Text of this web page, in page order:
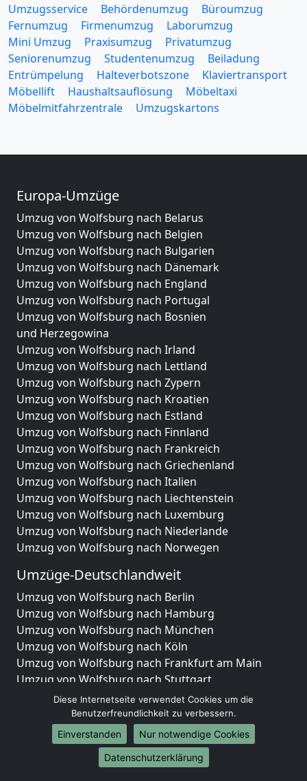
Umzugsservice Behördenumzug
Büroumzug
Fernumzug
Firmenumzug
Laborumzug
Mini Umzug
Praxisumzug
Privatumzug
Seniorenumzug
Studentenumzug
Beiladung
Entrümpelung
Halteverbotszone
Klaviertransport
Möbellift
Haushaltsauflösung
Möbeltaxi
Möbelmitfahrzentrale
Umzugskartons
Europa-Umzüge
Umzug von Wolfsburg nach Belarus
Umzug von Wolfsburg nach Belgien
Umzug von Wolfsburg nach Bulgarien
Umzug von Wolfsburg nach Dänemark
Umzug von Wolfsburg nach England
Umzug von Wolfsburg nach Portugal
Umzug von Wolfsburg nach Bosnien
und Herzegowina
Umzug von Wolfsburg nach Irland
Umzug von Wolfsburg nach Lettland
Umzug von Wolfsburg nach Zypern
Umzug von Wolfsburg nach Kroatien
Umzug von Wolfsburg nach Estland
Umzug von Wolfsburg nach Finnland
Umzug von Wolfsburg nach Frankreich
Umzug von Wolfsburg nach Griechenland
Umzug von Wolfsburg nach Italien
Umzug von Wolfsburg nach Liechtenstein
Umzug von Wolfsburg nach Luxemburg
Umzug von Wolfsburg nach Niederlande
Umzug von Wolfsburg nach Norwegen
Umzüge-Deutschlandweit
Umzug von Wolfsburg nach Berlin
Umzug von Wolfsburg nach Hamburg
Umzug von Wolfsburg nach München
Umzug von Wolfsburg nach Köln
Umzug von Wolfsburg nach Frankfurt am Main
Umzug von Wolfsburg nach Stuttgart
Umzug von Wolfsburg nach Düsseldorf
Umzug von Wolfsburg nach Leipzig
Umzug von Wolfsburg nach Dortmund
Umzug von Wolfsburg nach Essen
Umzug von Wolfsburg nach Bremen
Diese Internetseite verwendet Cookies um die
Benutzerfreundlichkeit zu verbessern.
Einverstanden
Nur notwendige Cookies
Datenschutzerklärung